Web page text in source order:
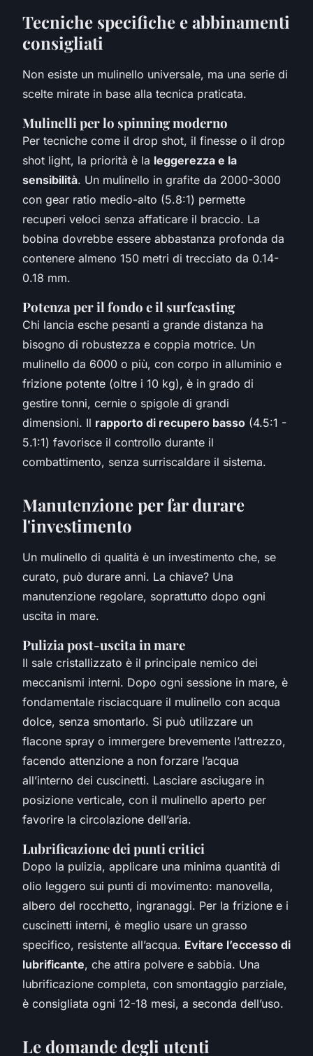
Tecniche specifiche e abbinamenti
consigliati
Non esiste un mulinello universale, ma una serie di
scelte mirate in base alla tecnica praticata.
Mulinelli per lo spinning moderno
Per tecniche come il drop shot, il finesse o il drop
shot light, la priorità è la leggerezza e la
sensibilità. Un mulinello in grafite da 2000-3000
con gear ratio medio-alto (5.8:1) permette
recuperi veloci senza affaticare il braccio. La
bobina dovrebbe essere abbastanza profonda da
contenere almeno 150 metri di trecciato da 0.14-
0.18 mm.
Potenza per il fondo e il surfcasting
Chi lancia esche pesanti a grande distanza ha
bisogno di robustezza e coppia motrice. Un
mulinello da 6000 o più, con corpo in alluminio e
frizione potente (oltre i 10 kg), è in grado di
gestire tonni, cernie o spigole di grandi
dimensioni. Il rapporto di recupero basso (4.5:1 -
5.1:1) favorisce il controllo durante il
combattimento, senza surriscaldare il sistema.
Manutenzione per far durare
l'investimento
Un mulinello di qualità è un investimento che, se
curato, può durare anni. La chiave? Una
manutenzione regolare, soprattutto dopo ogni
uscita in mare.
Pulizia post-uscita in mare
Il sale cristallizzato è il principale nemico dei
meccanismi interni. Dopo ogni sessione in mare, è
fondamentale risciacquare il mulinello con acqua
dolce, senza smontarlo. Si può utilizzare un
flacone spray o immergere brevemente l’attrezzo,
facendo attenzione a non forzare l’acqua
all’interno dei cuscinetti. Lasciare asciugare in
posizione verticale, con il mulinello aperto per
favorire la circolazione dell’aria.
Lubrificazione dei punti critici
Dopo la pulizia, applicare una minima quantità di
olio leggero sui punti di movimento: manovella,
albero del rocchetto, ingranaggi. Per la frizione e i
cuscinetti interni, è meglio usare un grasso
specifico, resistente all’acqua. Evitare l’eccesso di
lubrificante, che attira polvere e sabbia. Una
lubrificazione completa, con smontaggio parziale,
è consigliata ogni 12-18 mesi, a seconda dell’uso.
Le domande degli utenti